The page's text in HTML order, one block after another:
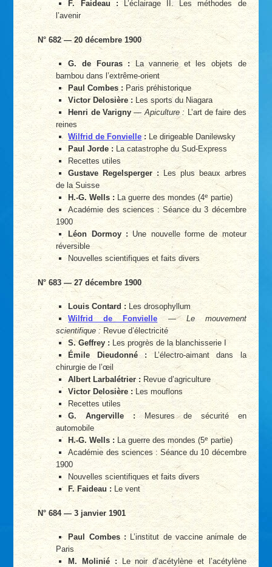
F. Faideau : L’éclairage II. Les méthodes de
l’avenir
N° 682 — 20 décembre 1900
G. de Fouras : La vannerie et les objets de
bambou dans l’extrême-orient
Paul Combes :Paris préhistorique
Victor Delosière :Les sports du Niagara
Henri de Varigny—Apiculture : L’art de faire des
reines
Wilfrid de Fonvielle: Le dirigeable Danilewsky
Paul Jorde :La catastrophe du Sud-Express
Recettes utiles
Gustave Regelsperger : Les plus beaux arbres
de la Suisse
H.-G. Wells : La guerre des mondes (4e partie)
Académie des sciences : Séance du 3 décembre
1900
Léon Dormoy :Une nouvelle forme de moteur
réversible
Nouvelles scientifiques et faits divers
N° 683 — 27 décembre 1900
Louis Contard :Les drosophyllum
Wilfrid de Fonvielle— Le mouvement
scientifique : Revue d’électricité
S. Geffrey :Les progrès de la blanchisserie I
Émile Dieudonné : L’électro-aimant dans la
chirurgie de l’œil
Albert Larbalétrier : Revue d’agriculture
Victor Delosière :Les mouflons
Recettes utiles
G. Angerville :Mesures de sécurité en
automobile
H.-G. Wells :La guerre des mondes (5e partie)
Académie des sciences : Séance du 10 décembre
1900
Nouvelles scientifiques et faits divers
F. Faideau : Le vent
N° 684 — 3 janvier 1901
Paul Combes : L’institut de vaccine animale de
Paris
M. Molinié :Le noir d’acétylène et l’acétylène